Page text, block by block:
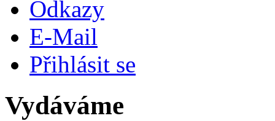
Odkazy
E-Mail
Přihlásit se
Vydáváme